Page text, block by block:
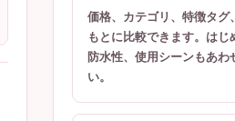
価格、カテゴリ、特徴タグ
もとに比較できます。は
防水性、使用シーンもあわ
い。